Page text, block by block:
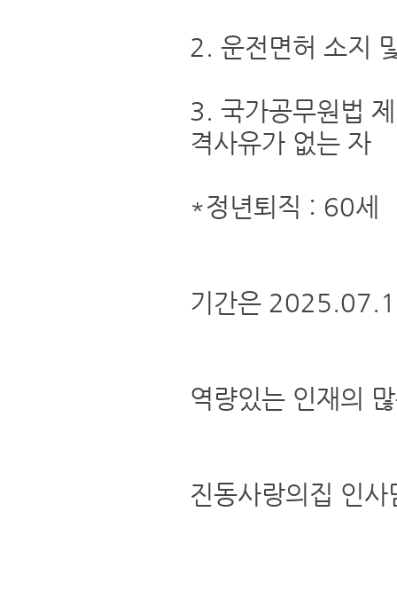
2. 운전면허 소지
3. 국가공무원법
격사유가 없는 자
*정년퇴직 : 60세
기간은
역량있는 인재의
진동사랑의집 인